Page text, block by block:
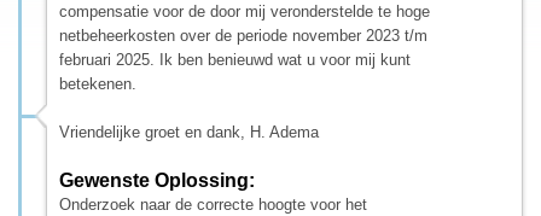
compensatie voor de door mij veronderstelde te hoge
netbeheerkosten over de periode november 2023 t/m
februari 2025. Ik ben benieuwd wat u voor mij kunt
betekenen.
Vriendelijke groet en dank, H. Adema
Gewenste Oplossing:
Onderzoek naar de correcte hoogte voor het